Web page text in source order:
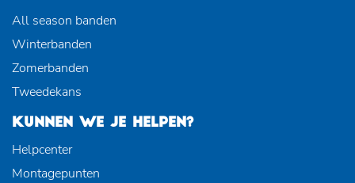
All season banden
Winterbanden
Zomerbanden
Tweedekans
KUNNEN WE JE HELPEN?
Helpcenter
Montagepunten